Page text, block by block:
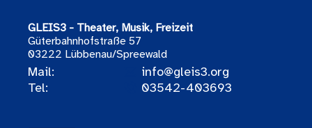
GLEIS3 - Theater, Musik, Freizeit
Güterbahnhofstraße 57
03222 Lübbenau/Spreewald
Mail:
info@gleis3.org
Tel:
03542-403693